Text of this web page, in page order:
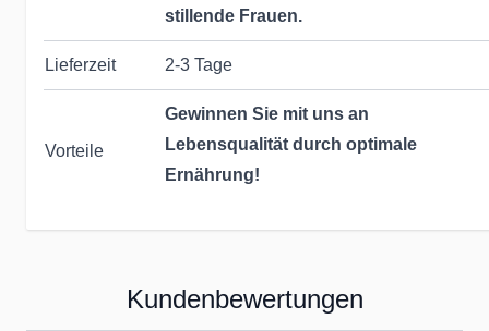
stillende Frauen.
Lieferzeit 2-3 Tage
Vorteile
Gewinnen Sie mit uns an
Lebensqualität durch optimale
Ernährung!
Kunden zu optimieren:
Kundenbewertungen